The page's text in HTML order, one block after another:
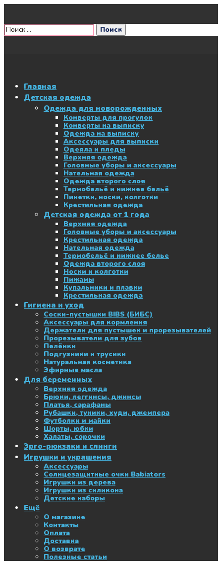
Главная
Детская одежда
Одежда для новорожденных
Конверты для прогулок
Конверты на выписку
Одежда на выписку
Аксессуары для выписки
Одеяла и пледы
Верхняя одежда
Головные уборы и аксессуары
Нательная одежда
Одежда второго слоя
Термобельё и нижнее бельё
Пинетки, носки, колготки
Крестильная одежда
Детская одежда от 1 года
Верхняя одежда
Головные уборы и аксессуары
Крестильная одежда
Нательная одежда
Термобельё и нижнее белье
Одежда второго слоя
Носки и колготки
Пижамы
Купальники и плавки
Крестильная одежда
Гигиена и уход
Соски-пустышки BIBS (БИБС)
Аксессуары для кормления
Держатели для пустышек и прорезывателей
Прорезыватели для зубов
Пелёнки
Подгузники и трусики
Натуральная косметика
Эфирные масла
Для беременных
Верхняя одежда
Брюки, леггинсы, джинсы
Платья, сарафаны
Рубашки, туники, худи, джемпера
Футболки и майки
Шорты, юбки
Халаты, сорочки
Эрго-рюкзаки и слинги
Игрушки и украшения
Аксессуары
Солнцезащитные очки Babiators
Игрушки из дерева
Игрушки из силикона
Детские наборы
Ещё
О магазине
Контакты
Оплата
Доставка
О возврате
Полезные статьи